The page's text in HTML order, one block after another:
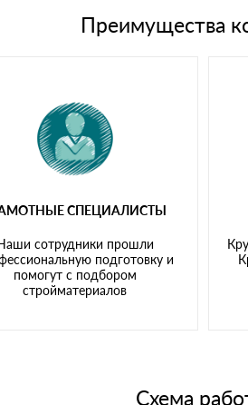
банковским картамПреимущества
СПЕЦИАЛИСТЫ
сотрудники прошли
подготовку и
помогут с подбором
стройматериалов
Схема